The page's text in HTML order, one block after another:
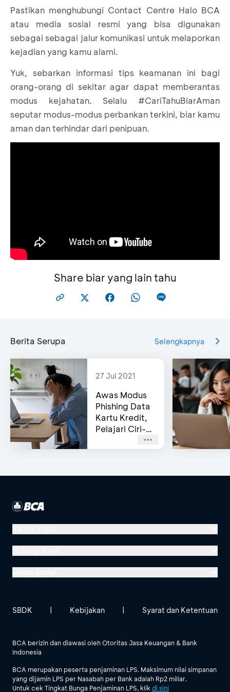
Pastikan menghubungi Contact Centre Halo BCA
atau media sosial resmi yang bisa digunakan
sebagai sebagai jalur komunikasi untuk melaporkan
kejadian yang kamu alami.
Yuk, sebarkan informasi tips keamanan ini bagi
orang-orang di sekitar agar dapat memberantas
modus kejahatan. Selalu #CariTahuBiarAman
seputar modus-modus perbankan terkini, biar kamu
aman dan terhindar dari penipuan.
Share biar yang lain tahu
Berita Serupa Selengkapnya
27 Jul 2021
Awas Modus
Phishing Data
Kartu Kredit,
Pelajari Ciri-
Menara BCA, Grand Indonesia
Jl. MH Thamrin No. 1
Lihat Semua Media Sosial
BCA berizin dan diawasi oleh Otoritas Jasa Keuangan & Bank
Indonesia
BCA merupakan peserta penjaminan LPS. Maksimum nilai simpanan
yang dijamin LPS per Nasabah per Bank adalah Rp2 miliar.
Untuk cek Tingkat Bunga Penjaminan LPS, klik di sini
SBDK Kebijakan Syarat dan Ketentuan